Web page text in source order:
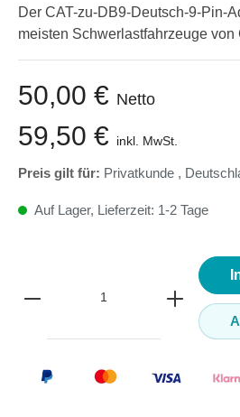
Der CAT-zu-DB9-Deutsch-9-Pin-
meisten Schwerlastfahrzeuge von
50,00 € Netto
59,50 € inkl. MwSt.
Preis gilt für: Privatkunde ,
Auf Lager, Lieferzeit: 1-2 Tage